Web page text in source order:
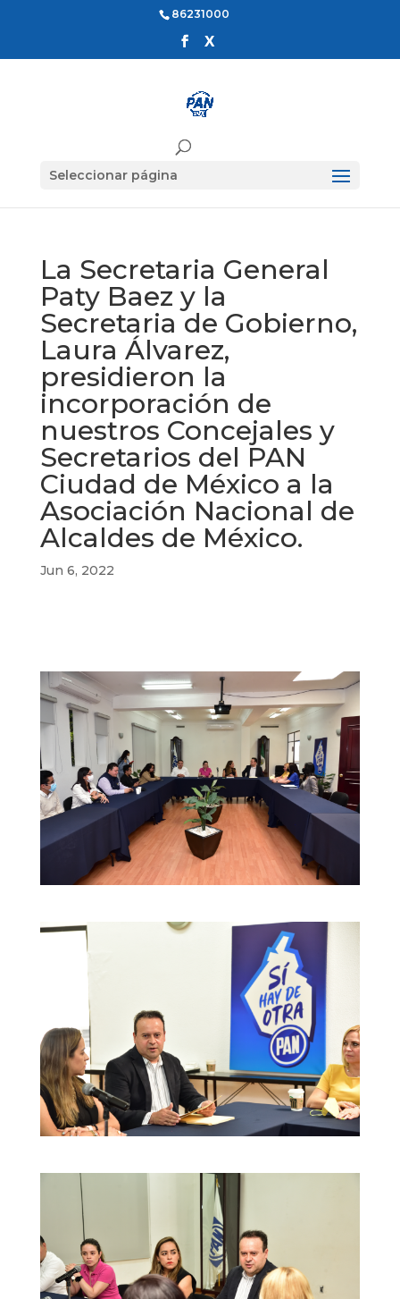
86231000
Seleccionar página
La Secretaria General
Paty Baez y la
Secretaria de Gobierno,
Laura Álvarez,
presidieron la
incorporación de
nuestros Concejales y
Secretarios del PAN
Ciudad de México a la
Asociación Nacional de
Alcaldes de México.
Jun 6, 2022